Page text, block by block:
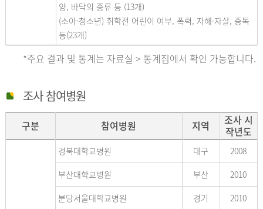
양, 바닥의 종류 등 (13개)
(소아·청소년) 취학전 어린이 여부, 폭력, 자해·자살, 중독
등(23개)
*주요 결과 및 통계는 자료실 > 통계집에서 확인 가능합니다.
조사 참여병원
구분 참여병원 지역
조사 시
작년도
경북대학교병원 대구
2008
부산대학교병원
부산
2010
분당서울대학교병원
경기
2010